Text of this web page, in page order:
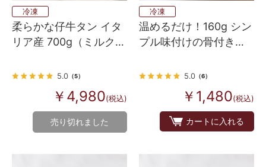
冷凍
柔らかな仔牛タン イタ
リア産 700g（ミルクフ
レスタン）
5.0（5）
￥4,980(税込)
売り切れました
冷凍
温めるだけ！160g シン
プル味付けの骨付き豚
ズ （スペアリブ）
5.0（6）
￥1,480(税込)
カートに入れる